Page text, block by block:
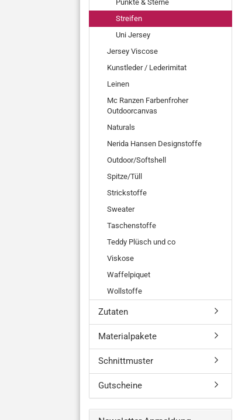
Punkte & Sterne
Streifen
Uni Jersey
Jersey Viscose
Kunstleder / Lederimitat
Leinen
Mc Ranzen Farbenfroher
Outdoorcanvas
Naturals
Nerida Hansen Designstoffe
Outdoor/Softshell
Spitze/Tüll
Strickstoffe
Sweater
Taschenstoffe
Teddy Plüsch und co
Viskose
Waffelpiquet
Wollstoffe
Zutaten
Materialpakete
Schnittmuster
Gutscheine